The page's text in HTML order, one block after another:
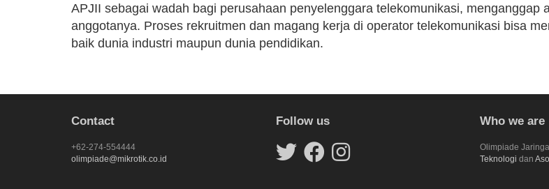
APJII sebagai wadah bagi perusahaan penyelenggara telekomunikasi,
anggotanya. Proses rekruitmen dan magang kerja di operator telekomunikasi bisa
baik dunia industri maupun dunia pendidikan.
Contact
+62-274-554444
olimpiade@mikrotik.co.id
Follow us Who we are
Olimpiade
Teknologi dan